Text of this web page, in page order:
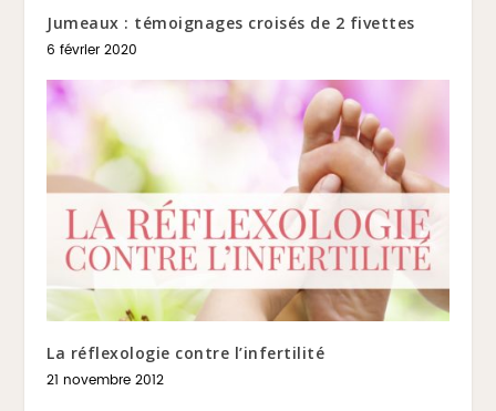
Jumeaux : témoignages croisés de 2 fivettes
6 février 2020
La réflexologie contre l’infertilité
21 novembre 2012